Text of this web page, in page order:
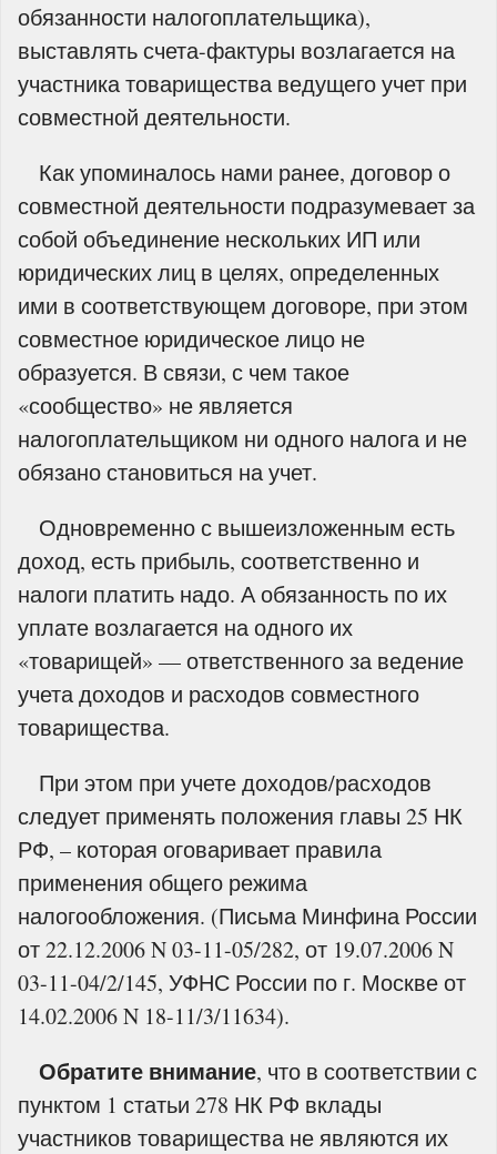
обязанности налогоплательщика),
выставлять счета-фактуры возлагается на
участника товарищества ведущего учет при
совместной деятельности.
Как упоминалось нами ранее, договор о
совместной деятельности подразумевает за
собой объединение нескольких ИП или
юридических лиц в целях, определенных
ими в соответствующем договоре, при этом
совместное юридическое лицо не
образуется. В связи, с чем такое
«сообщество» не является
налогоплательщиком ни одного налога и не
обязано становиться на учет.
Одновременно с вышеизложенным есть
доход, есть прибыль, соответственно и
налоги платить надо. А обязанность по их
уплате возлагается на одного их
«товарищей» — ответственного за ведение
учета доходов и расходов совместного
товарищества.
При этом при учете доходов/расходов
следует применять положения главы 25 НК
РФ, – которая оговаривает правила
применения общего режима
налогообложения. (Письма Минфина России
от 22.12.2006 N 03-11-05/282, от 19.07.2006 N
03-11-04/2/145, УФНС России по г. Москве от
14.02.2006 N 18-11/3/11634).
Обратите внимание, что в соответствии с
пунктом 1 статьи 278 НК РФ вклады
участников товарищества не являются их